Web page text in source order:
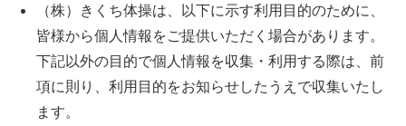
（株）きくち体操は、以下に示す利用目的のために、
皆様から個人情報をご提供いただく場合があります。
下記以外の目的で個人情報を収集・利用する際は、前
項に則り、利用目的をお知らせしたうえで収集いたし
ます。